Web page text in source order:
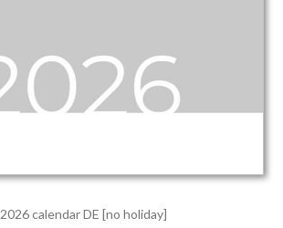
2026 calendar DE [no holiday]